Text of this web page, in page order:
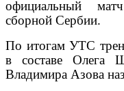
официальный
сборной Сербии.
По итогам УТС
в составе Олега
Владимира Азова